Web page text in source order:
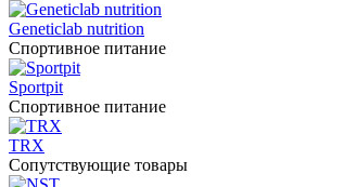
Geneticlab nutrition
Спортивное питание
Sportpit
Спортивное питание
TRX
Сопутствующие товары